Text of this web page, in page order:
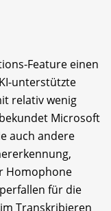
Feature einen
unterstützte
relativ wenig
Microsoft
auch andere
Homophone
für die
Transkribieren